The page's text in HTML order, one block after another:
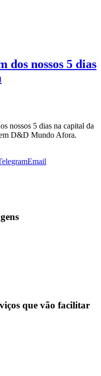
dos nossos 5 dias
nossos 5 dias na capital da
D&D Mundo Afora.
Email
que vão facilitar